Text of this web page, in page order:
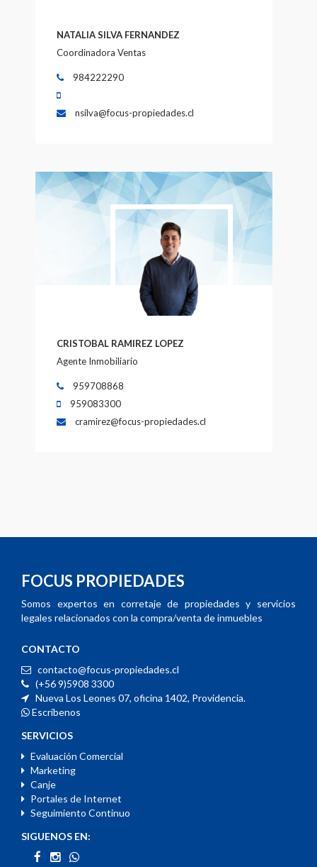
NATALIA SILVA FERNANDEZ
Coordinadora Ventas
984222290
nsilva@focus-propiedades.cl
CRISTOBAL RAMIREZ LOPEZ
Agente Inmobiliario
959708868
959083300
cramirez@focus-propiedades.cl
FOCUS PROPIEDADES
Somos expertos en corretaje de propiedades y servicios
legales relacionados con la compra/venta de inmuebles
CONTACTO
contacto@focus-propiedades.cl
(+56 9)5908 3300
Nueva Los Leones 07, oficina 1402, Providencia.
Escríbenos
SERVICIOS
Evaluación Comercial
Marketing
Canje
Portales de Internet
Seguimiento Continuo
SIGUENOS EN: